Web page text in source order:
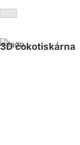
3D čokotiskárna